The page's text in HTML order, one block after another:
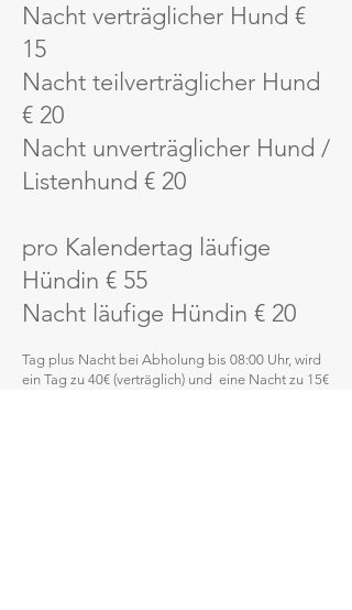
Nacht verträglicher Hund €
15
Nacht teilverträglicher Hund
€ 20
Nacht unverträglicher Hund /
Listenhund € 20
pro Kalendertag läufige
Hündin € 55
Nacht läufige Hündin € 20
Tag plus Nacht bei Abholung bis 08:00 Uhr, wird
ein Tag zu 40€ (verträglich) und eine Nacht zu 15€